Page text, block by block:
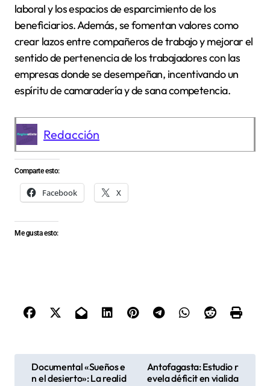
laboral y los espacios de esparcimiento de los
beneficiarios. Además, se fomentan valores como
crear lazos entre compañeros de trabajo y mejorar el
sentido de pertenencia de los trabajadores con las
empresas donde se desempeñan, incentivando un
espíritu de camaradería y de sana competencia.
Redacción
Comparte esto:
Facebook X
Me gusta esto:
Documental «Sueños e
n el desierto»: La realid
Antofagasta: Estudio r
evela déficit en vialida